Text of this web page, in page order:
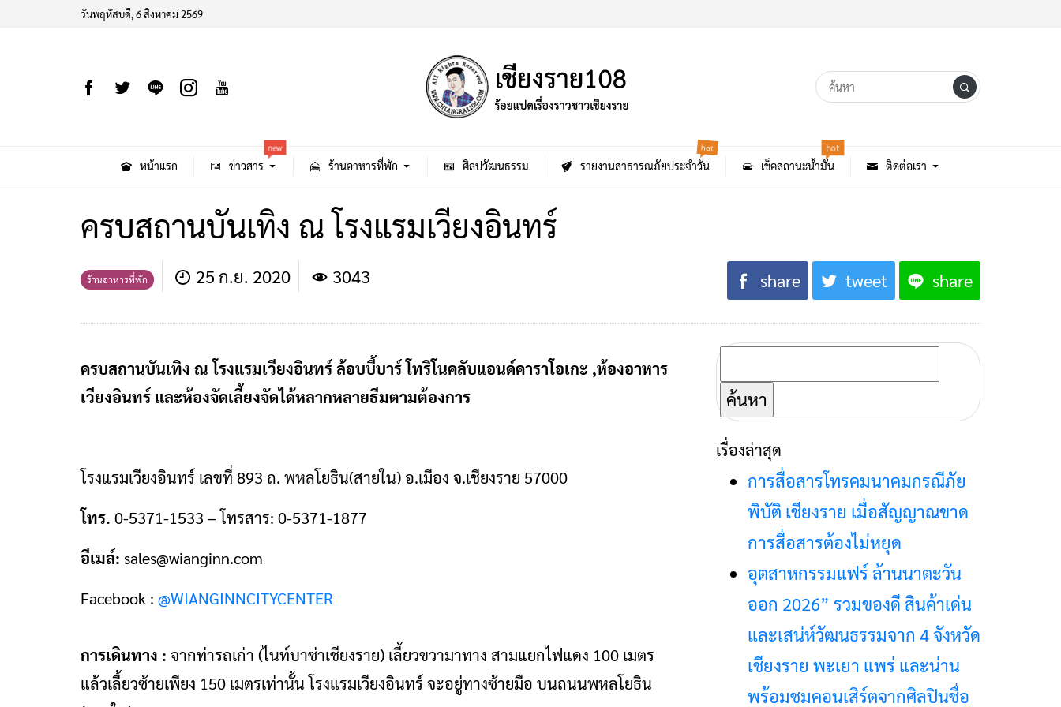
วันพฤหัสบดี, 6 สิงหาคม 2569
หน้าแรก ข่าวสาร
new
ร้านอาหารที่พัก ศิลปวัฒนธรรม รายงานสาธารณภัยประจำวัน
hot
เช็คสถานะน้ำมัน
hot
ติดต่อเรา
ครบสถานบันเทิง ณ โรงแรมเวียงอินทร์
ร้านอาหารที่พัก 25 ก.ย. 2020 3043 share tweet share
ครบสถานบันเทิง ณ โรงแรมเวียงอินทร์ ล้อบบี้บาร์ โทริโนคลับแอนด์คาราโอเกะ ,ห้องอาหาร
เวียงอินทร์ และห้องจัดเลี้ยงจัดได้หลากหลายธีมตามต้องการ
โรงแรมเวียงอินทร์ เลขที่ 893 ถ. พหลโยธิน(สายใน) อ.เมือง จ.เชียงราย 57000
โทร. 0-5371-1533 – โทรสาร: 0-5371-1877
อีเมล์: sales@wianginn.com
Facebook : @WIANGINNCITYCENTER
การเดินทาง : จากท่ารถเก่า (ไนท์บาซ่าเชียงราย) เลี้ยวขวามาทาง สามแยกไฟแดง 100 เมตร
แล้วเลี้ยวซ้ายเพียง 150 เมตรเท่านั้น โรงแรมเวียงอินทร์ จะอยู่ทางซ้ายมือ บนถนนพหลโยธิน
ค้นหา
สำหรับ:
เรื่องล่าสุด
การสื่อสารโทรคมนาคมกรณีภัย
พิบัติ เชียงราย เมื่อสัญญาณขาด
การสื่อสารต้องไม่หยุด
อุตสาหกรรมแฟร์ ล้านนาตะวัน
ออก 2026” รวมของดี สินค้าเด่น
และเสน่ห์วัฒนธรรมจาก 4 จังหวัด
เชียงราย พะเยา แพร่ และน่าน
พร้อมชมคอนเสิร์ตจากศิลปินชื่อ